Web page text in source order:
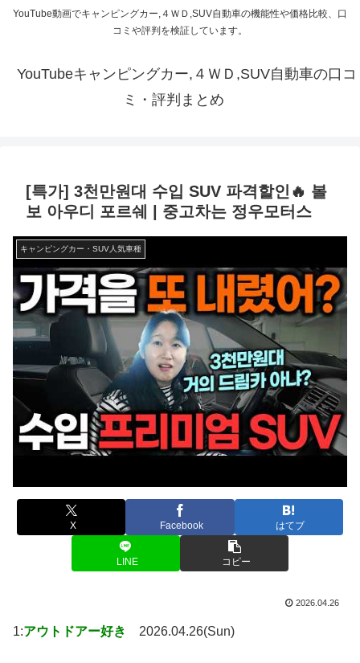
YouTube動画でキャンピングカー,４ＷＤ,SUV自動車の機能性や価格比較、口
コミや評判を検証しています。
YouTubeキャンピングカー,４ＷＤ,SUV自動車の口コ
ミ・評判まとめ
[특가] 3천만원대 수입 SUV 파격할인🔥 볼
보 아우디 포르쉐 | 중고차는 정우모터스
キャンピングカー・SUV人気車種
X Facebook はてブ
LINE コピー
2026.04.26
1:アウトドアー好き 2026.04.26(Sun)